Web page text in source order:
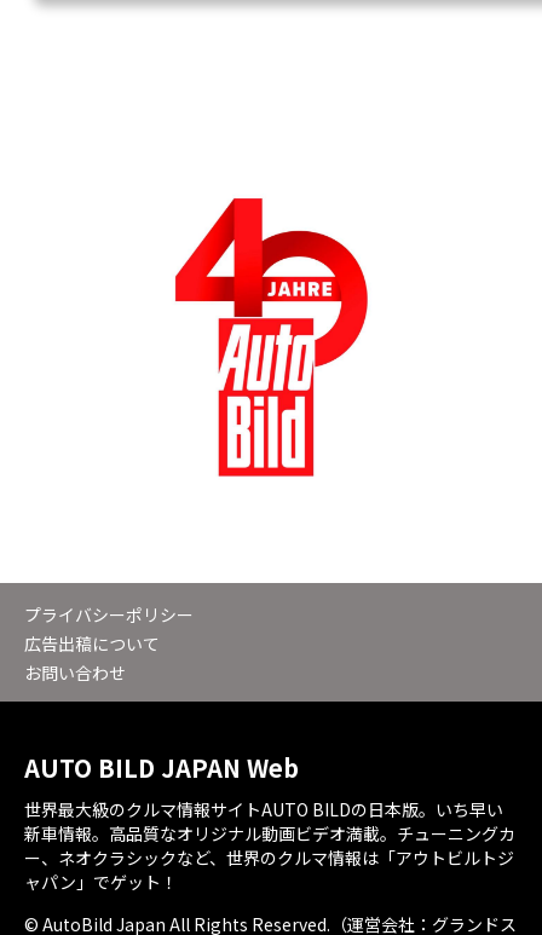
プライバシーポリシー
広告出稿について
お問い合わせ
AUTO BILD JAPAN Web
世界最大級のクルマ情報サイトAUTO BILDの日本版。いち早い
新車情報。高品質なオリジナル動画ビデオ満載。チューニングカ
ー、ネオクラシックなど、世界のクルマ情報は「アウトビルトジ
ャパン」でゲット！
© AutoBild Japan All Rights Reserved.（運営会社：グランドス